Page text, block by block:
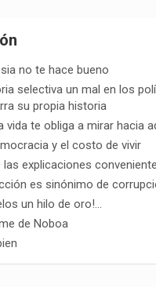
no te hace bueno
selectiva un mal en los
su propia historia
vida te obliga a mirar hacia
y el costo de vivir
las explicaciones
es sinónimo de
un hilo de oro!…
de Noboa